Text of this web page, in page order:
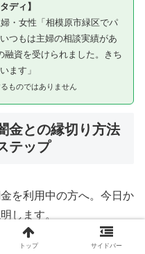
ディ】
・女性「相模原市緑区でパ
つもは主婦の相談実績があ
融資を受けられました。きち
ます」
ものではありません
金との縁切り方法
テップ
を利用中の方へ。今日か
します。
トップ サイドバー